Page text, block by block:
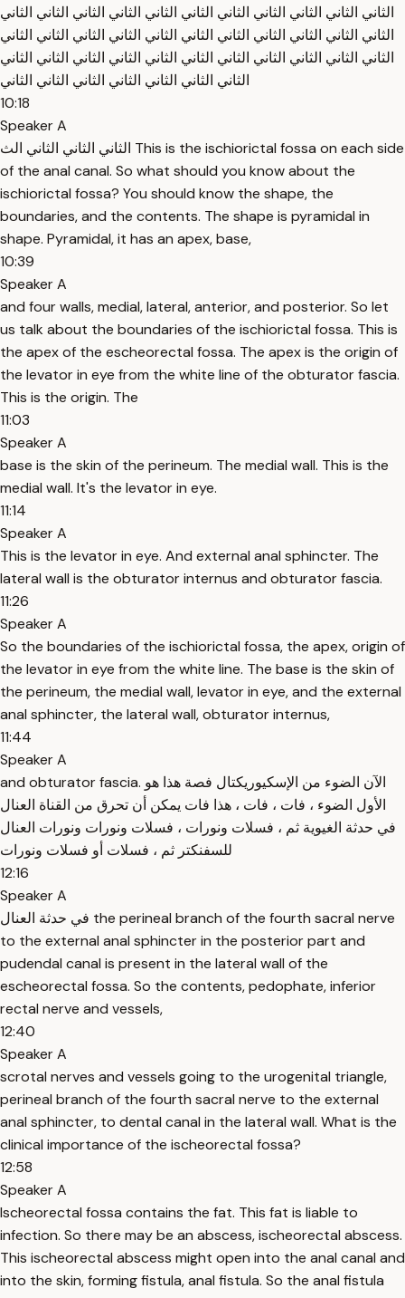
الثاني الثاني الثاني الثاني الثاني الثاني الثاني الثاني الثاني الثاني الثاني
الثاني الثاني الثاني الثاني الثاني الثاني الثاني الثاني الثاني الثاني الثاني
الثاني الثاني الثاني الثاني الثاني الثاني الثاني الثاني الثاني الثاني الثاني
الثاني الثاني الثاني الثاني الثاني الثاني الثاني
10:18
Speaker A
الثاني الثاني الثاني الث This is the ischiorictal fossa on each side
of the anal canal. So what should you know about the
ischiorictal fossa? You should know the shape, the
boundaries, and the contents. The shape is pyramidal in
shape. Pyramidal, it has an apex, base,
10:39
Speaker A
and four walls, medial, lateral, anterior, and posterior. So let
us talk about the boundaries of the ischiorictal fossa. This is
the apex of the escheorectal fossa. The apex is the origin of
the levator in eye from the white line of the obturator fascia.
This is the origin. The
11:03
Speaker A
base is the skin of the perineum. The medial wall. This is the
medial wall. It's the levator in eye.
11:14
Speaker A
This is the levator in eye. And external anal sphincter. The
lateral wall is the obturator internus and obturator fascia.
11:26
Speaker A
So the boundaries of the ischiorictal fossa, the apex, origin of
the levator in eye from the white line. The base is the skin of
the perineum, the medial wall, levator in eye, and the external
anal sphincter, the lateral wall, obturator internus,
11:44
Speaker A
and obturator fascia. الآن الضوء من الإسكيوريكتال فصة هذا هو
الأول الضوء ، فات ، فات ، هذا فات يمكن أن تحرق من القناة العنال
في حدثة الغيوية ثم ، فسلات ونورات ، فسلات ونورات ونورات العنال
للسفنكتر ثم ، فسلات أو فسلات ونورات
12:16
Speaker A
في حدثة العنال the perineal branch of the fourth sacral nerve
to the external anal sphincter in the posterior part and
pudendal canal is present in the lateral wall of the
escheorectal fossa. So the contents, pedophate, inferior
rectal nerve and vessels,
12:40
Speaker A
scrotal nerves and vessels going to the urogenital triangle,
perineal branch of the fourth sacral nerve to the external
anal sphincter, to dental canal in the lateral wall. What is the
clinical importance of the ischeorectal fossa?
12:58
Speaker A
Ischeorectal fossa contains the fat. This fat is liable to
infection. So there may be an abscess, ischeorectal abscess.
This ischeorectal abscess might open into the anal canal and
into the skin, forming fistula, anal fistula. So the anal fistula